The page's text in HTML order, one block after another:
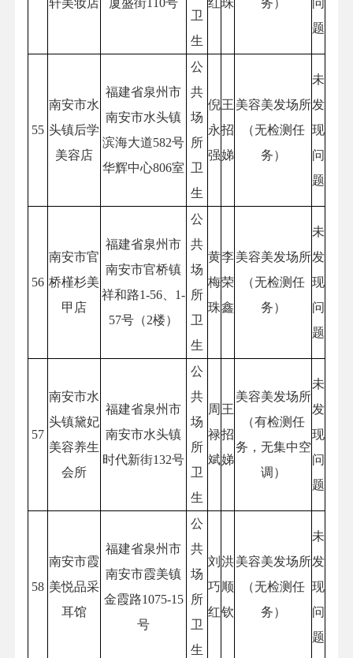
轩美妆店
厦盛街110号
卫
生
红珠
务）
问
题
55
南安市水
头镇后学
美容店
福建省泉州市
南安市水头镇
滨海大道582号
华辉中心806室
公
共
场
所
卫
生
倪
永
强
王
招
娣
美容美发场所
（无检测任
务）
未
发
现
问
题
56
南安市官
桥槿杉美
甲店
福建省泉州市
南安市官桥镇
祥和路1-56、1-
57号（2楼）
公
共
场
所
卫
生
黄
梅
珠
李
荣
鑫
美容美发场所
（无检测任
务）
未
发
现
问
题
57
南安市水
头镇黛妃
美容养生
会所
福建省泉州市
南安市水头镇
时代新街132号
公
共
场
所
卫
生
周
禄
斌
王
招
娣
美容美发场所
（有检测任
务，无集中空
调）
未
发
现
问
题
58
南安市霞
美悦品采
耳馆
福建省泉州市
南安市霞美镇
金霞路1075-15
号
公
共
场
所
卫
生
刘
巧
红
洪
顺
钦
美容美发场所
（无检测任
务）
未
发
现
问
题